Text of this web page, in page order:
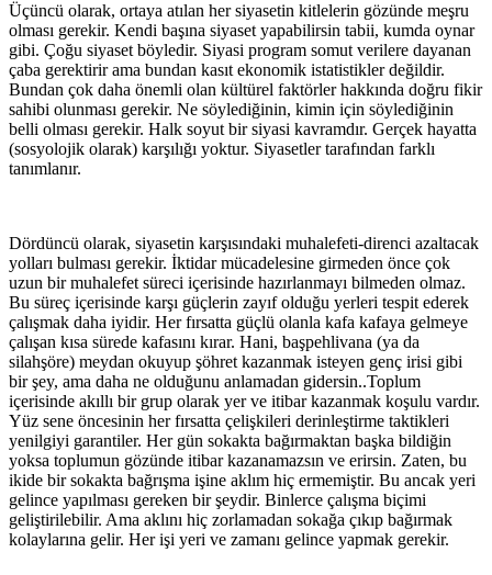
Üçüncü olarak, ortaya atılan her siyasetin kitlelerin gözünde meşru
olması gerekir. Kendi başına siyaset yapabilirsin tabii, kumda oynar
gibi. Çoğu siyaset böyledir. Siyasi program somut verilere dayanan
çaba gerektirir ama bundan kasıt ekonomik istatistikler değildir.
Bundan çok daha önemli olan kültürel faktörler hakkında doğru fikir
sahibi olunması gerekir. Ne söylediğinin, kimin için söylediğinin
belli olması gerekir. Halk soyut bir siyasi kavramdır. Gerçek hayatta
(sosyolojik olarak) karşılığı yoktur. Siyasetler tarafından farklı
tanımlanır.
Dördüncü olarak, siyasetin karşısındaki muhalefeti-direnci azaltacak
yolları bulması gerekir. İktidar mücadelesine girmeden önce çok
uzun bir muhalefet süreci içerisinde hazırlanmayı bilmeden olmaz.
Bu süreç içerisinde karşı güçlerin zayıf olduğu yerleri tespit ederek
çalışmak daha iyidir. Her fırsatta güçlü olanla kafa kafaya gelmeye
çalışan kısa sürede kafasını kırar. Hani, başpehlivana (ya da
silahşöre) meydan okuyup şöhret kazanmak isteyen genç irisi gibi
bir şey, ama daha ne olduğunu anlamadan gidersin..Toplum
içerisinde akıllı bir grup olarak yer ve itibar kazanmak koşulu vardır.
Yüz sene öncesinin her fırsatta çelişkileri derinleştirme taktikleri
yenilgiyi garantiler. Her gün sokakta bağırmaktan başka bildiğin
yoksa toplumun gözünde itibar kazanamazsın ve erirsin. Zaten, bu
ikide bir sokakta bağrışma işine aklım hiç ermemiştir. Bu ancak yeri
gelince yapılması gereken bir şeydir. Binlerce çalışma biçimi
geliştirilebilir. Ama aklını hiç zorlamadan sokağa çıkıp bağırmak
kolaylarına gelir. Her işi yeri ve zamanı gelince yapmak gerekir.